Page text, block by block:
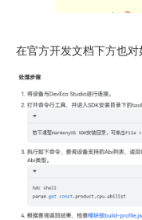
在官方开发文档下方也